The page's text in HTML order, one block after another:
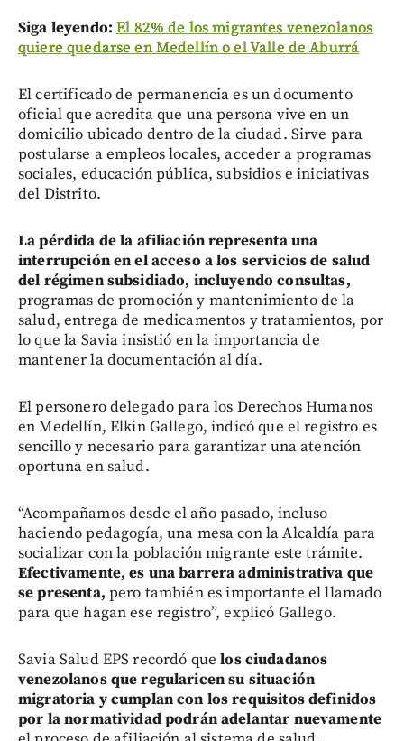
Siga leyendo:El 82% de los migrantes venezolanos
quiere quedarse en Medellín o el Valle de Aburrá
El certificado de permanencia es un documento
oficial que acredita que una persona vive en un
domicilio ubicado dentro de la ciudad. Sirve para
postularse a empleos locales, acceder a programas
sociales, educación pública, subsidios e iniciativas
del Distrito.
La pérdida de la afiliación representa una
interrupción en el acceso a los servicios de salud
del régimen subsidiado, incluyendo consultas,
programas de promoción y mantenimiento de la
salud, entrega de medicamentos y tratamientos, por
lo que la Savia insistió en la importancia de
mantener la documentación al día.
El personero delegado para los Derechos Humanos
en Medellín, Elkin Gallego, indicó que el registro es
sencillo y necesario para garantizar una atención
oportuna en salud.
“Acompañamos desde el año pasado, incluso
haciendo pedagogía, una mesa con la Alcaldía para
socializar con la población migrante este trámite.
Efectivamente, es una barrera administrativa que
se presenta, pero también es importante el llamado
para que hagan ese registro”, explicó Gallego.
Savia Salud EPS recordó que los ciudadanos
venezolanos que regularicen su situación
migratoria y cumplan con los requisitos definidos
por la normatividad podrán adelantar nuevamente